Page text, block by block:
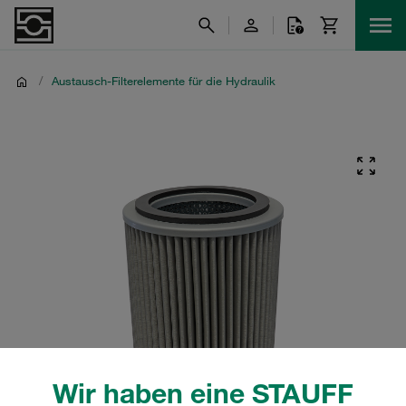
Wir haben eine STAUFF
/ Austausch-Filterelemente für die Hydraulik